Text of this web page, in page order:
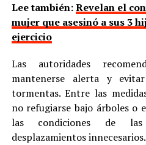
Lee también:Revelan el
mujer que asesinó a sus 3
ejercicio
Las autoridades
mantenerse alerta y
tormentas. Entre las
no refugiarse bajo árboles o
las condiciones de
desplazamientos innecesarios.